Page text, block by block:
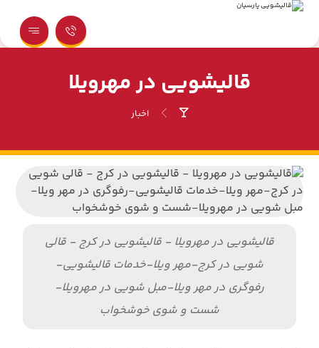
قالیشویی در مهرویلا
اخبار
قالیشویی در مهرویلا - قالیشویی در کرج - قالی
شویی در کرج-مهر ویلا-خدمات قالیشویی-
رفوگری در مهر ویلا-مبل شویی در مهرویلا-
شست و شوی خوشخواب